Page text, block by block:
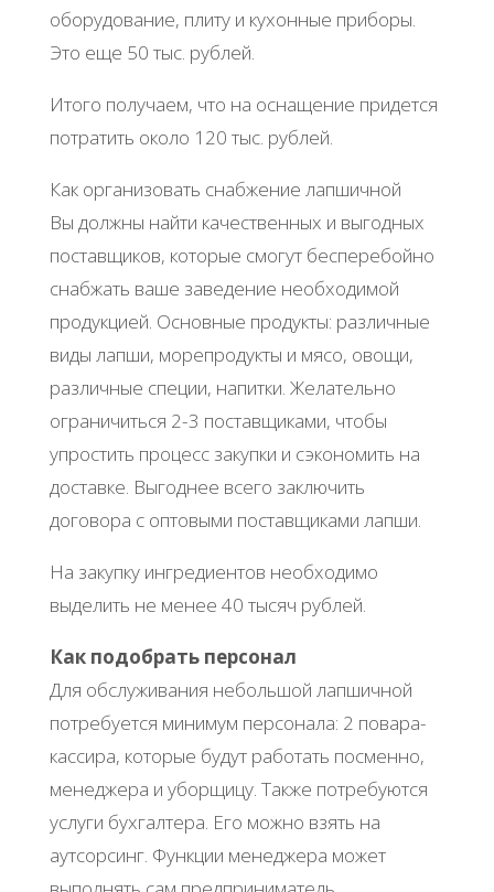
оборудование, плиту и кухонные приборы.
Это еще 50 тыс. рублей.
Итого получаем, что на оснащение придется
потратить около 120 тыс. рублей.
Как организовать снабжение лапшичной
Вы должны найти качественных и выгодных
поставщиков, которые смогут бесперебойно
снабжать ваше заведение необходимой
продукцией. Основные продукты: различные
виды лапши, морепродукты и мясо, овощи,
различные специи, напитки. Желательно
ограничиться 2-3 поставщиками, чтобы
упростить процесс закупки и сэкономить на
доставке. Выгоднее всего заключить
договора с оптовыми поставщиками лапши.
На закупку ингредиентов необходимо
выделить не менее 40 тысяч рублей.
Как подобрать персонал
Для обслуживания небольшой лапшичной
потребуется минимум персонала: 2 повара-
кассира, которые будут работать посменно,
менеджера и уборщицу. Также потребуются
услуги бухгалтера. Его можно взять на
аутсорсинг. Функции менеджера может